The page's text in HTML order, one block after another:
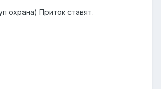
охрана) Приток ставят.